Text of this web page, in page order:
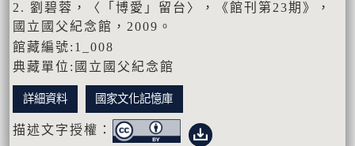
2. 劉碧蓉，〈「博愛」留台〉，《館刊第23期》，
國立國父紀念館，2009。
館藏編號:1_008
典藏單位:國立國父紀念館
詳細資料 國家文化記憶庫
描述文字授權：